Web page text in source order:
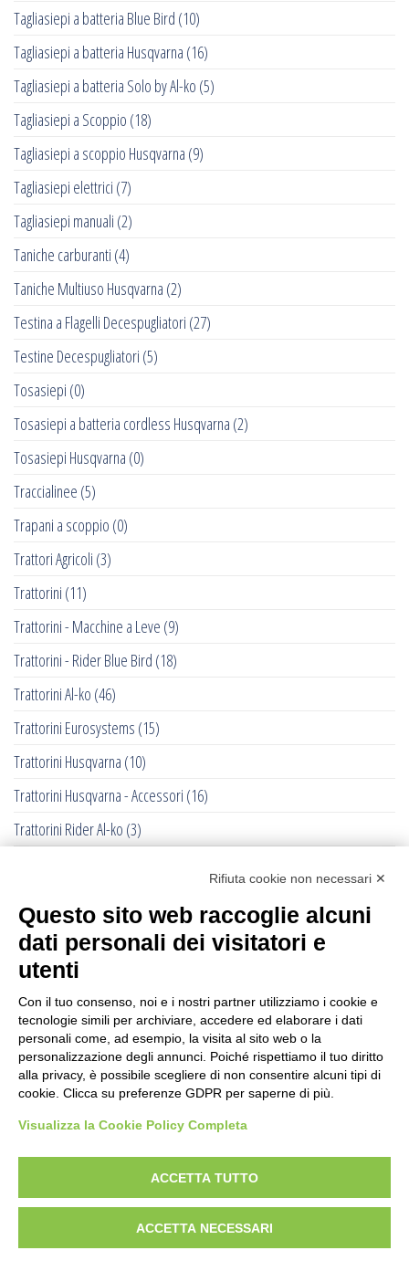
Tagliasiepi a batteria Blue Bird (10)
Tagliasiepi a batteria Husqvarna (16)
Tagliasiepi a batteria Solo by Al-ko (5)
Tagliasiepi a Scoppio (18)
Tagliasiepi a scoppio Husqvarna (9)
Tagliasiepi elettrici (7)
Tagliasiepi manuali (2)
Taniche carburanti (4)
Taniche Multiuso Husqvarna (2)
Testina a Flagelli Decespugliatori (27)
Testine Decespugliatori (5)
Tosasiepi (0)
Tosasiepi a batteria cordless Husqvarna (2)
Tosasiepi Husqvarna (0)
Traccialinee (5)
Trapani a scoppio (0)
Trattori Agricoli (3)
Trattorini (11)
Trattorini - Macchine a Leve (9)
Trattorini - Rider Blue Bird (18)
Trattorini Al-ko (46)
Trattorini Eurosystems (15)
Trattorini Husqvarna (10)
Trattorini Husqvarna - Accessori (16)
Trattorini Rider Al-ko (3)
Trattorini Rider Husqvarna - Piatti di taglio
(6)
Trinciasarmenti
Trinciatutto Trattorino(7)
Troncarami manuali (3)
Troncatrici a catena diamanta (0)
Troncatrici Manuali Elettriche(2)
Turbine da neve(0)
Verricelli a scoppio(12)
Rifiuta cookie non necessari ✕
Questo sito web raccoglie alcuni
dati personali dei visitatori e
utenti
Con il tuo consenso, noi e i nostri partner utilizziamo i cookie e
tecnologie simili per archiviare, accedere ed elaborare i dati
personali come, ad esempio, la visita al sito web o la
personalizzazione degli annunci. Poiché rispettiamo il tuo diritto
alla privacy, è possibile scegliere di non consentire alcuni tipi di
cookie. Clicca su preferenze GDPR per saperne di più.
Visualizza la Cookie Policy Completa
ACCETTA TUTTO
ACCETTA NECESSARI